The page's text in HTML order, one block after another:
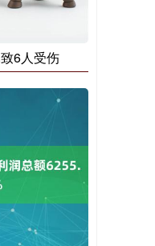
6人受伤